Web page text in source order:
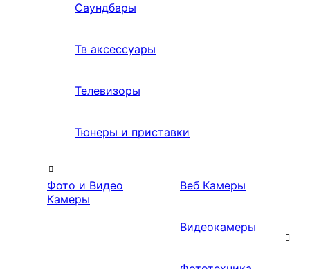
Саундбары
Тв аксессуары
Телевизоры
Тюнеры и приставки
Фото и Видео
Камеры
Веб Камеры
Видеокамеры